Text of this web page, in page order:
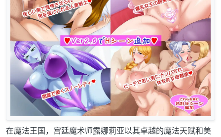
在魔法王国，宫廷魔术师露娜莉亚以其卓越的魔法天赋和美